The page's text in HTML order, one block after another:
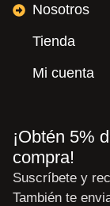
Nosotros
Tienda
Mi cuenta
¡Obtén 5%
compra!
Suscríbete y
También te